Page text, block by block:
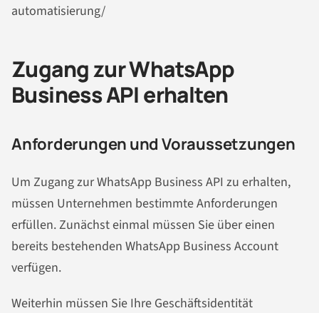
automatisierung/
Zugang zur WhatsApp
Business API erhalten
Anforderungen und Voraussetzungen
Um Zugang zur WhatsApp Business API zu erhalten,
müssen Unternehmen bestimmte Anforderungen
erfüllen. Zunächst einmal müssen Sie über einen
bereits bestehenden WhatsApp Business Account
verfügen.
Weiterhin müssen Sie Ihre Geschäftsidentität